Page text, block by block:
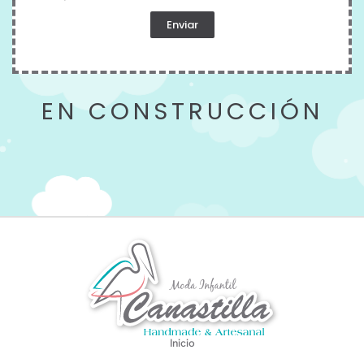
Enviar
EN CONSTRUCCIÓN
Inicio